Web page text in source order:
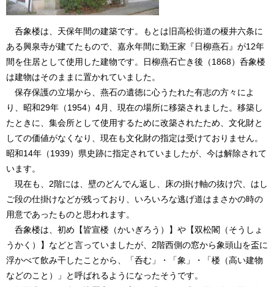
呑象楼は、天保年間の建築です。もとは旧高松街道の榎井六条に
ある興泉寺が建てたもので、嘉永年間に勤王家『日柳燕石』が12年
間を住居として使用した建物です。日柳燕石亡き後（1868）呑象楼
は建物はそのままに置かれていました。
保存保護の立場から、燕石の遺徳に心うたれた有志の方々によ
り、昭和29年（1954）4月、現在の場所に移築されました。移築し
たときに、集会所として使用するために改築されたため、文化財と
しての価値がなくなり、現在も文化財の指定は受けておりません。
昭和14年（1939）県史跡に指定されていましたが、今は解除されて
います。
現在も、2階には、壁のどんでん返し、床の掛け軸の抜け穴、はし
ご段の仕掛けなどが残っており、いろいろな逃げ道はまさかの時の
用意であったものと思われます。
呑象楼は、初め【皆宣楼（かいぎろう）】や【双松閣（そうしょ
うかく）】などと言っていましたが、2階西側の窓から象頭山を盃に
浮かべて飲み干したことから、「呑む」・「象」・「楼（高い建物
などのこと）」と呼ばれるようになったそうです。